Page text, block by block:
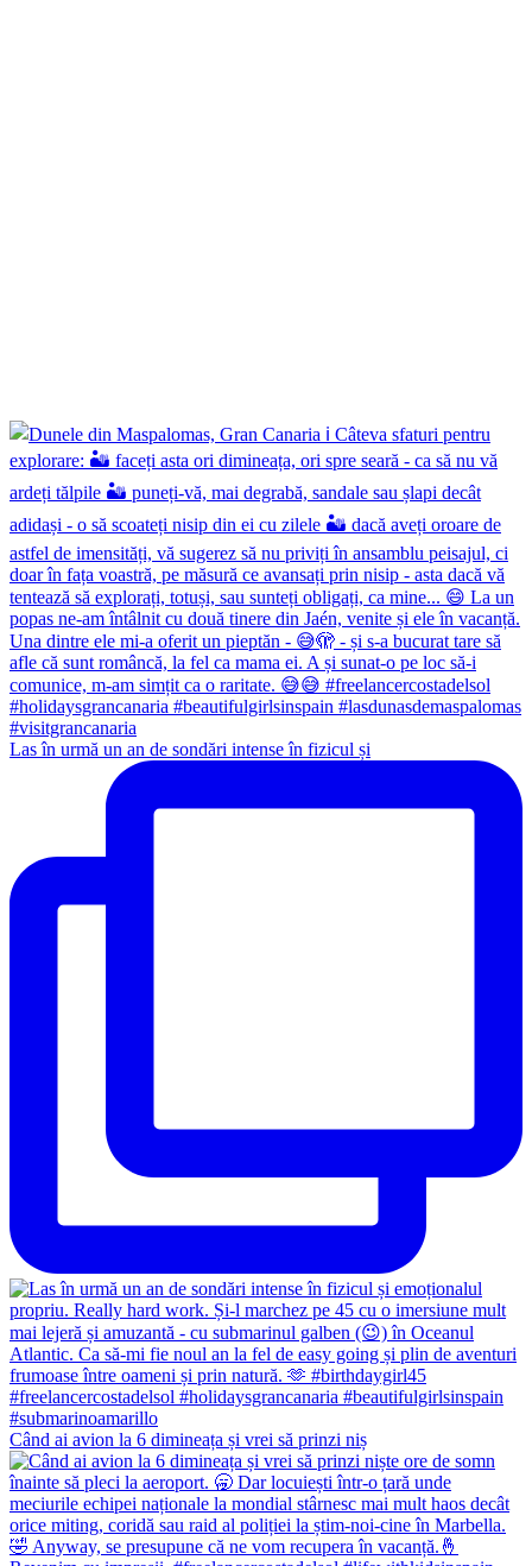
Las în urmă un an de sondări intense în fizicul și
Când ai avion la 6 dimineața și vrei să prinzi niș